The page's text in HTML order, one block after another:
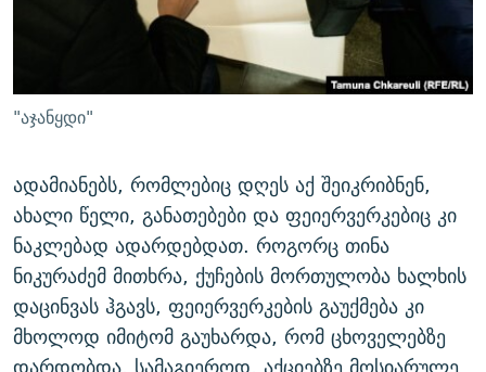
"აჯანყდი"
ადამიანებს, რომლებიც დღეს აქ შეიკრიბნენ,
ახალი წელი, განათებები და ფეიერვერკებიც კი
ნაკლებად ადარდებდათ. როგორც თინა
ნიკურაძემ მითხრა, ქუჩების მორთულობა ხალხის
დაცინვას ჰგავს, ფეიერვერკების გაუქმება კი
მხოლოდ იმიტომ გაუხარდა, რომ ცხოველებზე